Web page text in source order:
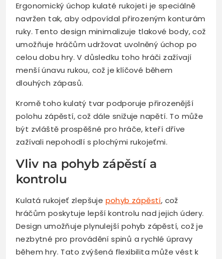
Ergonomický úchop kulaté rukojeti je speciálně
navržen tak, aby odpovídal přirozeným konturám
ruky. Tento design minimalizuje tlakové body, což
umožňuje hráčům udržovat uvolněný úchop po
celou dobu hry. V důsledku toho hráči zažívají
menší únavu rukou, což je klíčové během
dlouhých zápasů.
Kromě toho kulatý tvar podporuje přirozenější
polohu zápěstí, což dále snižuje napětí. To může
být zvláště prospěšné pro hráče, kteří dříve
zažívali nepohodlí s plochými rukojeťmi.
Vliv na pohyb zápěstí a
kontrolu
Kulatá rukojeť zlepšuje pohyb zápěstí, což
hráčům poskytuje lepší kontrolu nad jejich údery.
Design umožňuje plynulejší pohyb zápěstí, což je
nezbytné pro provádění spinů a rychlé úpravy
během hry. Tato zvýšená flexibilita může vést k